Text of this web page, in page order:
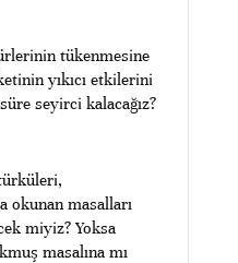
tükenmesine
yıkıcı etkilerini
seyirci kalacağız?
okunan masalları
miyiz? Yoksa
masalına mı